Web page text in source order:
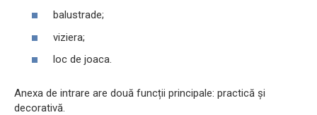
balustrade;
viziera;
loc de joaca.
Anexa de intrare are două funcții principale: practică și
decorativă.